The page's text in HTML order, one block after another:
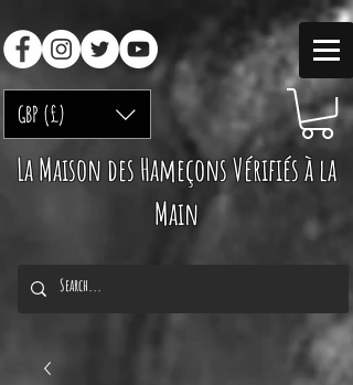
GBP (£)
La Maison des Hameçons Vérifiés à la
Main